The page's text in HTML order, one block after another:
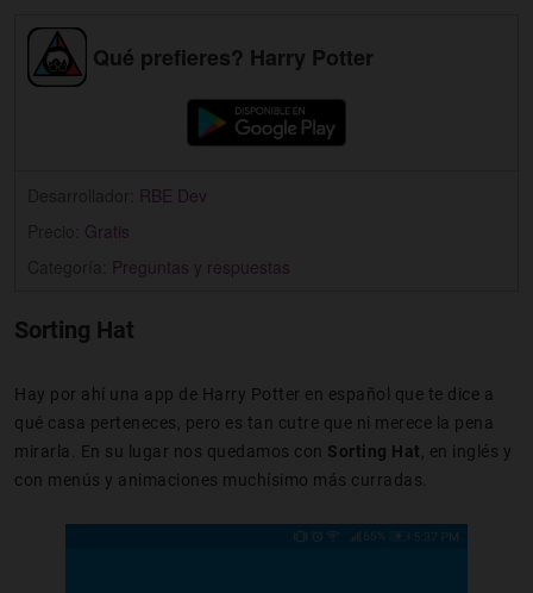
Qué prefieres? Harry Potter
RBE Dev
Gratis
Preguntas y respuestas
Sorting Hat
Hay por ahí una app de Harry Potter en español que te dice a
qué casa perteneces, pero es tan cutre que ni merece la pena
mirarla. En su lugar nos quedamos con Sorting Hat , en inglés y
con menús y animaciones muchísimo más curradas.